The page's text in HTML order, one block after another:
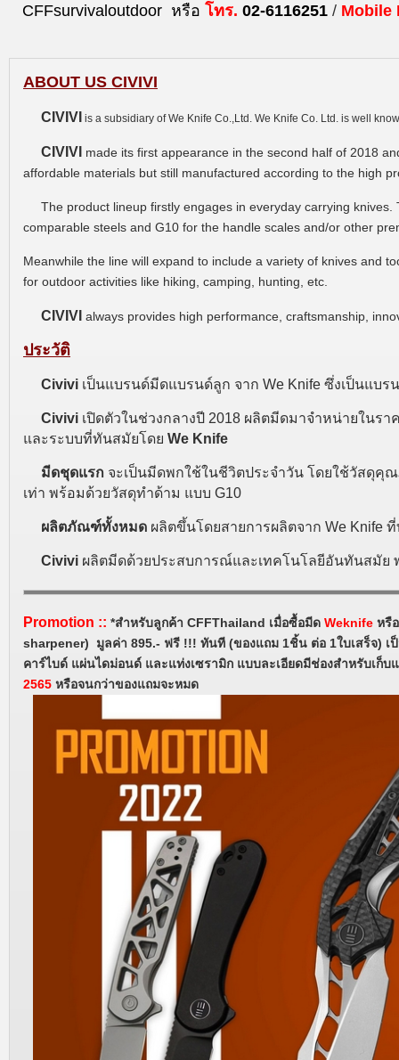
CFFsurvivaloutdoor หรือ โทร. 02-6116251 / Mobile
ABOUT US CIVIVI
CIVIVI is a subsidiary of We Knife Co.,Ltd. We Knife Co. Ltd. is well
CIVIVI made its first appearance in the second half of 2018
affordable materials but still manufactured according to the high
The product lineup firstly engages in everyday carrying knives.
comparable steels and G10 for the handle scales and/or other
Meanwhile the line will expand to include a variety of knives and
for outdoor activities like hiking, camping, hunting, etc.
CIVIVI always provides high performance, craftsmanship,
ประวัติ
Civivi เป็นแบรนด์มีดแบรนด์ลูก จาก We Knife ซึ่งเป็นแบ
Civivi เปิดตัวในช่วงกลางปี 2018 ผลิตมีดมาจำหน่ายในร
และระบบที่ทันสมัยโดย We Knife
มีดชุดแรก จะเป็นมีดพกใช้ในชีวิตประจำวัน โดยใช้วัสดุคุ
เท่า พร้อมด้วยวัสดุทำด้าม แบบ G10
ผลิตภัณฑ์ทั้งหมด ผลิตขึ้นโดยสายการผลิตจาก We Knife
Civivi ผลิตมีดด้วยประสบการณ์และเทคโนโลยีอันทันสมั
Promotion :: *สำหรับลูกค้า CFFThailand เมื่อซื้อมีด Weknife หรื
sharpener) มูลค่า 895.- ฟรี !!! ทันที (ของแถม 1ชิ้น ต่อ 1ใบเสร็จ)
คาร์ไบด์ แผ่นไดม่อนด์ และแท่งเซรามิก แบบละเอียดมีช่องสำหรับเก็บ
2565 หรือจนกว่าของแถมจะหมด